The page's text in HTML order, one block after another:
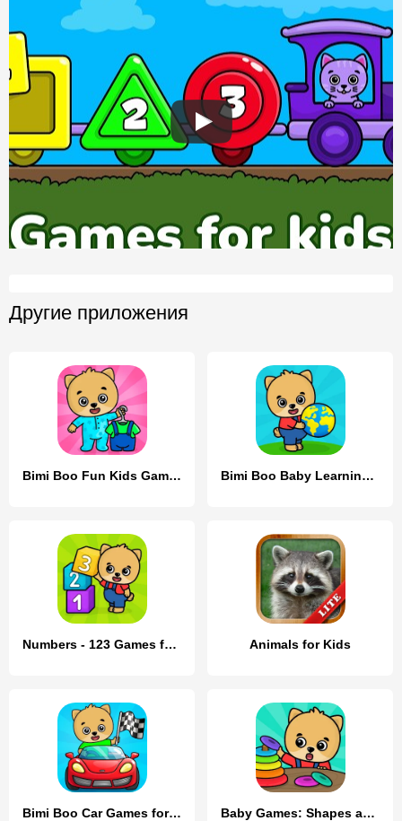
Другие приложения
Bimi Boo Fun Kids Games Bimi Boo Baby Learning Games
Numbers - 123 Games for Kids Animals for Kids
Bimi Boo Car Games for Kids Baby Games: Shapes and Colors